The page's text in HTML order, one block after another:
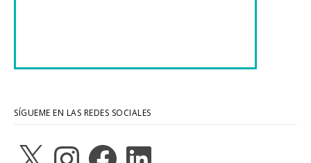
SÍGUEME EN LAS REDES SOCIALES
X InstagramFacebookLinkedIn